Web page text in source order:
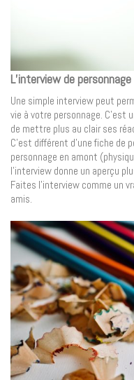
L’interview de personnage
Une simple interview peut
vie à votre personnage. C’est
de mettre plus au clair ses
C’est différent d’une fiche de
personnage en amont
l’interview donne un aperçu
Faites l’interview comme un
amis.